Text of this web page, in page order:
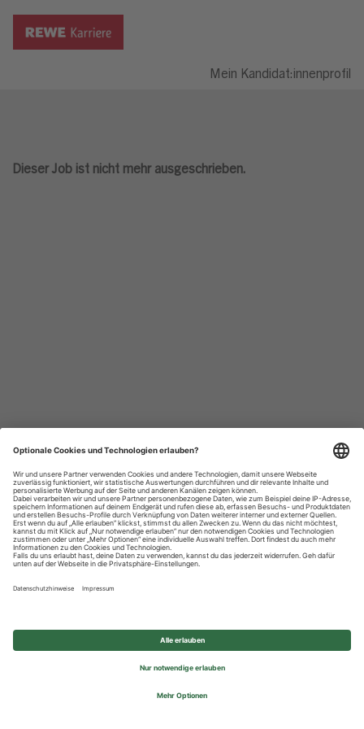
Mein Kandidat:innenprofil
Dieser Job ist nicht mehr ausgeschrieben.
Datenschutzhinweise
Impressum
Privatsphäre-Einstellungen
© 2026 REWE Group - All rights reserved